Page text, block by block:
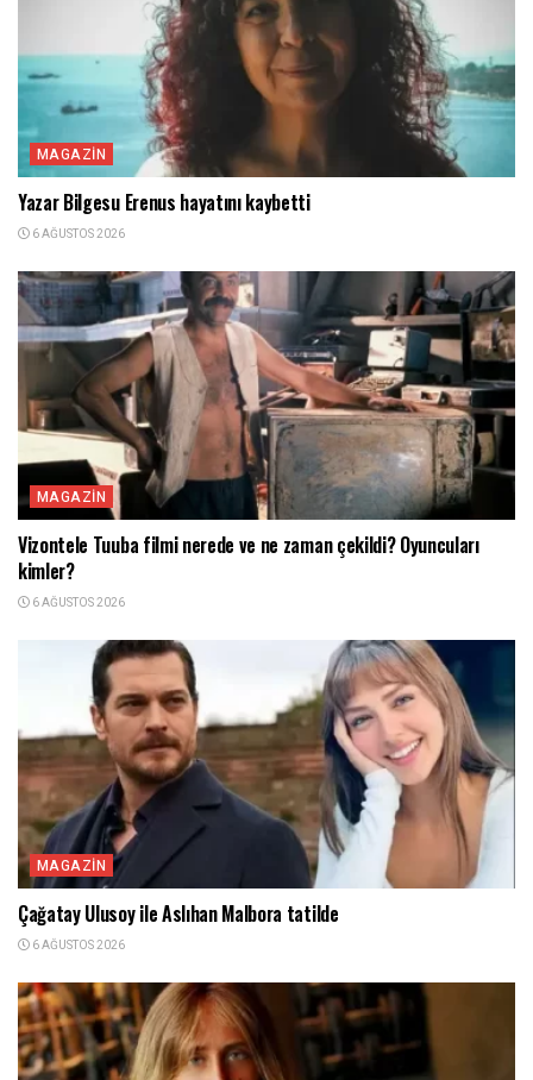
MAGAZIN
Yazar Bilgesu Erenus hayatını kaybetti
6 AĞUSTOS 2026
MAGAZIN
Vizontele Tuuba filmi nerede ve ne zaman çekildi? Oyuncuları
kimler?
6 AĞUSTOS 2026
MAGAZIN
Çağatay Ulusoy ile Aslıhan Malbora tatilde
6 AĞUSTOS 2026